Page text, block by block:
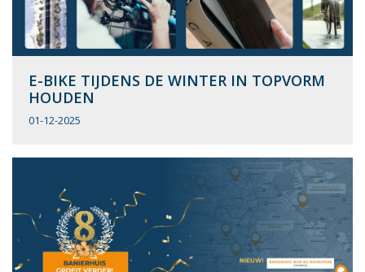
E-BIKE TIJDENS DE WINTER IN TOPVORM
HOUDEN
01-12-2025